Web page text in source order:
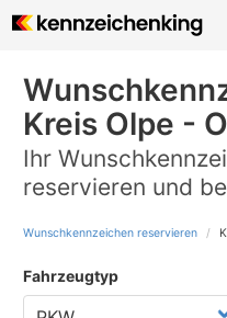
Kreis Olpe -
Ihr
reservieren und
Wunschkennzeichen reservieren
Fahrzeugtyp